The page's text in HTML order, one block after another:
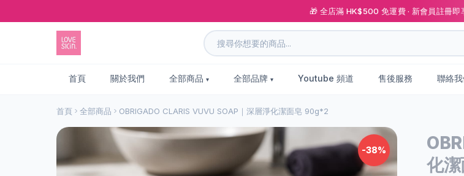
🎁 全店滿 HK$500 免運費 · 新會員註冊
首頁 關於我們 全部商品 全部品牌 Youtube 頻道 售後服務 聯絡我
首頁 全部商品 OBRIGADO CLARIS VUVU SOAP｜深層淨化潔面皂 90g*2
-38%
化